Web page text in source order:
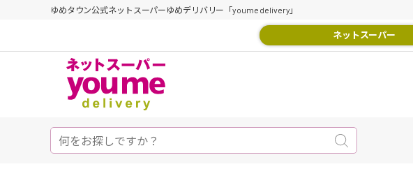
ゆめタウン公式ネットスーパーゆめデリバリー「youme delivery」
ネットスーパー